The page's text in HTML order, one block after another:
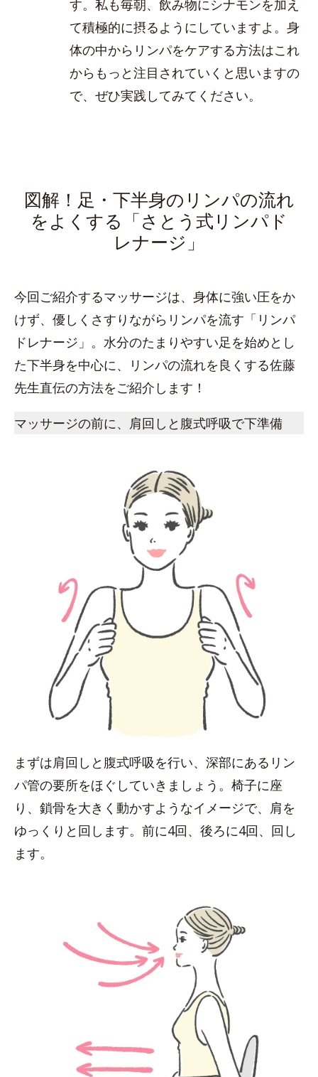
す。私も毎朝、飲み物にシナモンを加え
て積極的に摂るようにしていますよ。身
体の中からリンパをケアする方法はこれ
からもっと注目されていくと思いますの
で、ぜひ実践してみてください。
図解！足・下半身のリンパの流れ
をよくする「さとう式リンパド
レナージ」
今回ご紹介するマッサージは、身体に強い圧をか
けず、優しくさすりながらリンパを流す「リンパ
ドレナージ」。水分のたまりやすい足を始めとし
た下半身を中心に、リンパの流れを良くする佐藤
先生直伝の方法をご紹介します！
マッサージの前に、肩回しと腹式呼吸で下準備
まずは肩回しと腹式呼吸を行い、深部にあるリン
パ管の要所をほぐしていきましょう。椅子に座
り、鎖骨を大きく動かすようなイメージで、肩を
ゆっくりと回します。前に4回、後ろに4回、回し
ます。